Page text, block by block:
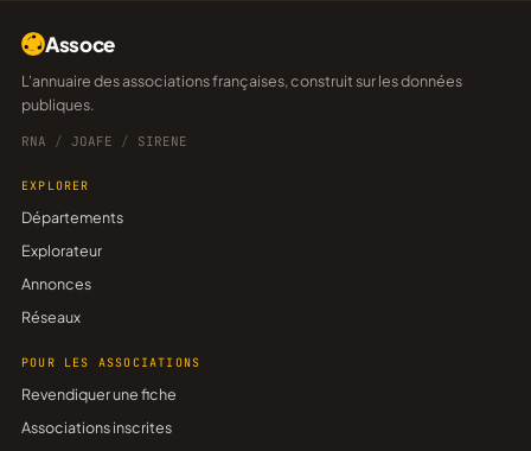
Assoce
L'annuaire des associations françaises, construit sur les données
publiques.
RNA / JOAFE / SIRENE
EXPLORER
Départements
Explorateur
Annonces
Réseaux
POUR LES ASSOCIATIONS
Revendiquer une fiche
Associations inscrites